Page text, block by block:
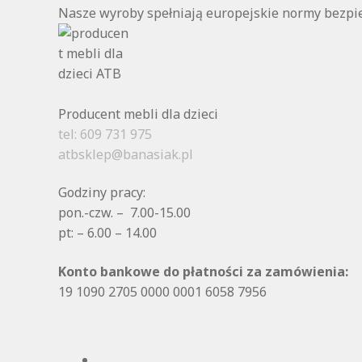
Nasze wyroby spełniają europejskie normy
Producent mebli dla dzieci
tel: 609 731 975
atbsklep@banasiak.pl
Godziny pracy:
pon.-czw. – 7.00-15.00
pt: – 6.00 – 14.00
Konto bankowe do płatności za zamówienia:
19 1090 2705 0000 0001 6058 7956